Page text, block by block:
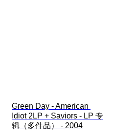
Green Day - American
Idiot 2LP + Saviors - LP 专
辑（多件品） - 2004